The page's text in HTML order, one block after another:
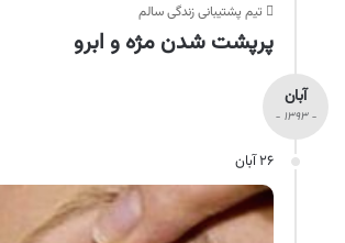
تیم پشتیبانی زندگی سالم
پرپشت شدن مژه و ابرو
آبان
- ۱۳۹۳ -
۲۶ آبان